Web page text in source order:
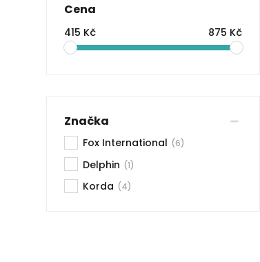
Cena
415 Kč 875 Kč
Značka
Fox International (6)
Delphin (1)
Korda (4)